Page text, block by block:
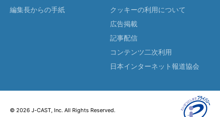
編集長からの手紙
クッキーの利用について
広告掲載
記事配信
コンテンツ二次利用
日本インターネット報道協会
© 2026 J-CAST, Inc. All Rights Reserved.